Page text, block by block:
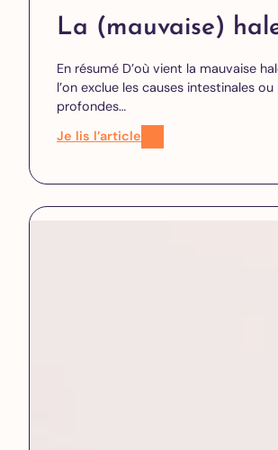
La (mauvaise)
En résumé D’où vient la mauvaise
l’on exclue les causes intestinales ou
profondes…
Je lis l’article